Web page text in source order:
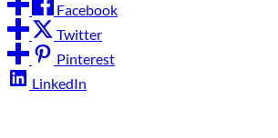
Facebook
Twitter
Pinterest
LinkedIn